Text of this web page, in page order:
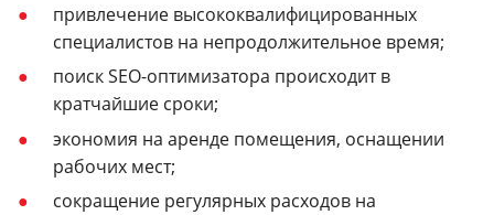
привлечение высококвалифицированных
специалистов на непродолжительное время;
поиск SEO-оптимизатора происходит в
кратчайшие сроки;
экономия на аренде помещения, оснащении
рабочих мест;
сокращение регулярных расходов на